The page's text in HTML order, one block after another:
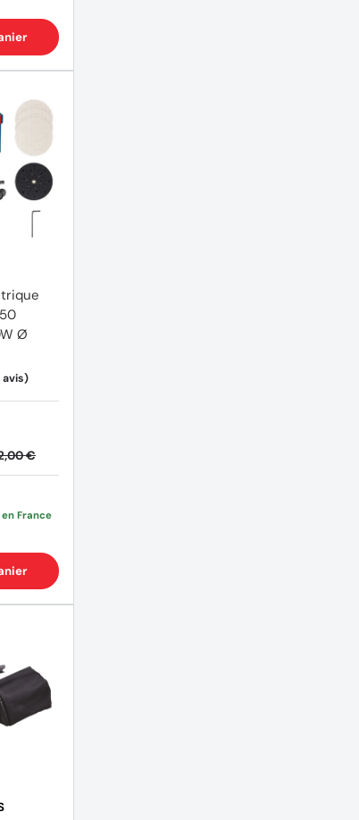
Ø
€
France